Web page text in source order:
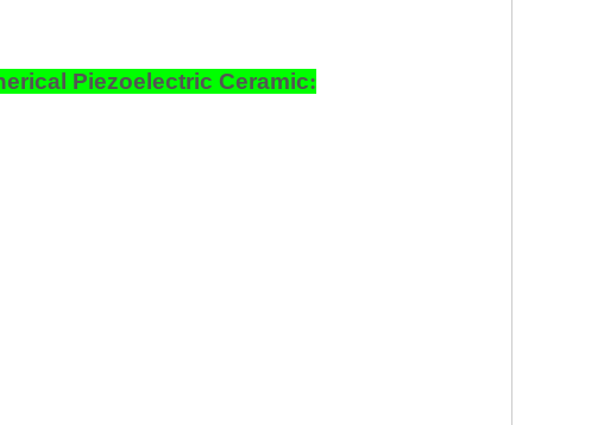
Piezoelectric Ceramic: